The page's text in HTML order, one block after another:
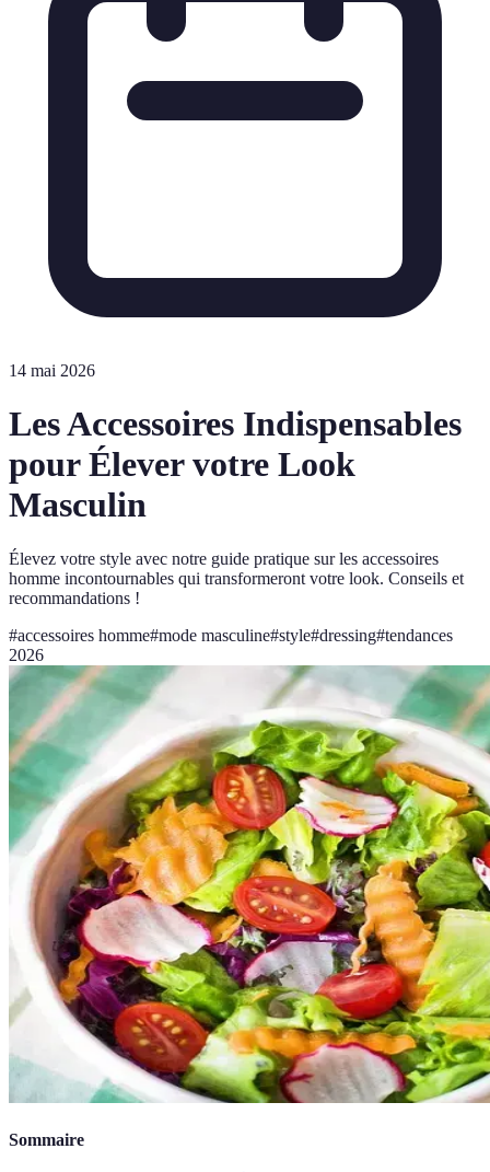
14 mai 2026
Les Accessoires Indispensables
pour Élever votre Look
Masculin
Élevez votre style avec notre guide pratique sur les accessoires
homme incontournables qui transformeront votre look. Conseils et
recommandations !
#accessoires homme#mode masculine#style#dressing#tendances
2026
Sommaire